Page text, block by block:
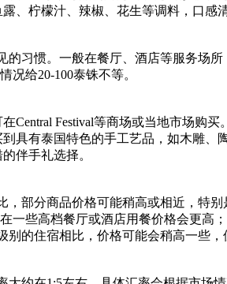
、柠檬汁、辣椒、花生等调料，口感
习惯。一般在餐厅、酒店等服务场
况给20-100泰铢不等。
Central Festival等商场或当地市场购买。
具有泰国特色的手工艺品，如木雕、
伴手礼选择。
，部分商品价格可能稍高或相近，特
一些高档餐厅或酒店用餐价格会更
的住宿相比，价格可能会稍高一些，